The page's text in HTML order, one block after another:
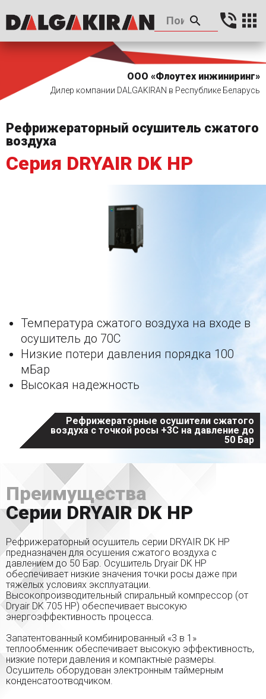
ООО «Флоутех инжиниринг»
Дилер компании DALGAKIRAN в Республике Беларусь
Рефрижераторный осушитель сжатого
воздуха
Серия DRYAIR DK HP
Температура сжатого воздуха на входе в
осушитель до 70С
Низкие потери давления порядка 100
мБар
Высокая надежность
Рефрижераторные осушители сжатого
воздуха с точкой росы +3С на давление до
50 Бар
Преимущества
Серии DRYAIR DK HP
Рефрижераторный осушитель серии DRYAIR DK HP
предназначен для осушения сжатого воздуха с
давлением до 50 Бар. Осушитель Dryair DK HP
обеспечивает низкие значения точки росы даже при
тяжелых условиях эксплуатации.
Высокопроизводительный спиральный компрессор (от
Dryair DK 705 HP) обеспечивает высокую
энергоэффективность процесса.
Запатентованный комбинированный «3 в 1»
теплообменник обеспечивает высокую эффективность,
низкие потери давления и компактные размеры.
Осушитель оборудован электронным таймерным
конденсатоотводчиком.